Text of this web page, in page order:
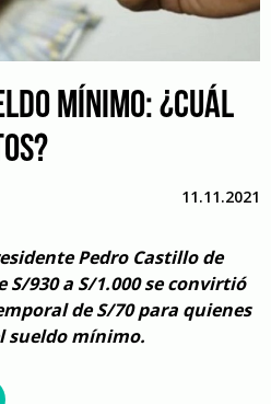
MÍNIMO: ¿CUÁL
11.11.2021
Pedro Castillo de
930 a S/1.000 se convirtió
de S/70 para quienes
sueldo mínimo.